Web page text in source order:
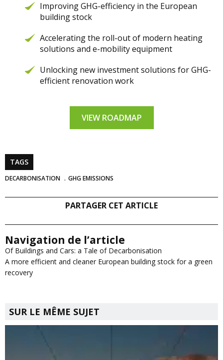
Improving GHG-efficiency in the European
building stock
Accelerating the roll-out of modern heating
solutions and e-mobility equipment
Unlocking new investment solutions for GHG-
efficient renovation work
VIEW ROADMAP
TAGS
DECARBONISATION GHG EMISSIONS
PARTAGER CET ARTICLE
Navigation de l’article
Of Buildings and Cars: a Tale of Decarbonisation
A more efficient and cleaner European building stock for a green
recovery
SUR LE MÊME SUJET